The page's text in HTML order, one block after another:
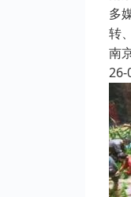
多
转
南
26-